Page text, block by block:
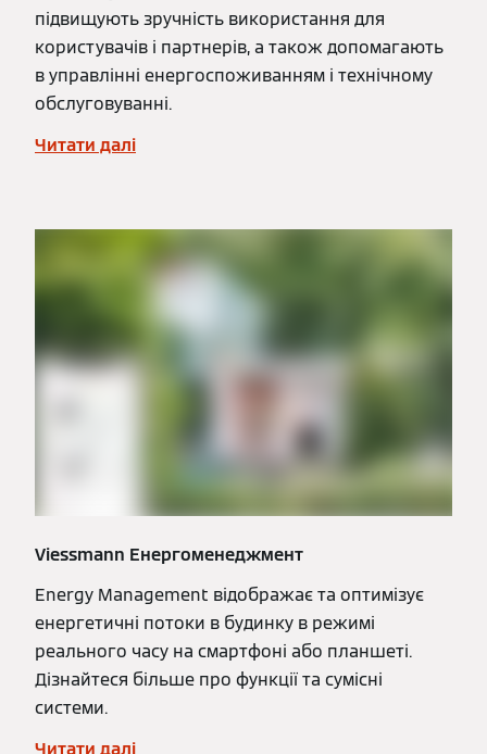
підвищують зручність використання для
користувачів і партнерів, а також допомагають
в управлінні енергоспоживанням і технічному
обслуговуванні.
Читати далі
Viessmann Енергоменеджмент
Energy Management відображає та оптимізує
енергетичні потоки в будинку в режимі
реального часу на смартфоні або планшеті.
Дізнайтеся більше про функції та сумісні
системи.
Читати далі